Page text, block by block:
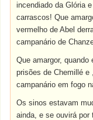
incendiado da Glória
carrascos! Que
vermelho de Abel
campanário de
Que amargor,
prisões de Chemillé
campanário em fogo
Os sinos estavam
ainda, e se ouvirá